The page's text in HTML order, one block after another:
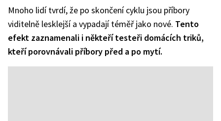
Mnoho lidí tvrdí, že po skončení cyklu jsou příbory
viditelně lesklejší a vypadají téměř jako nové. Tento
efekt zaznamenali i někteří testeři domácích triků,
kteří porovnávali příbory před a po mytí.